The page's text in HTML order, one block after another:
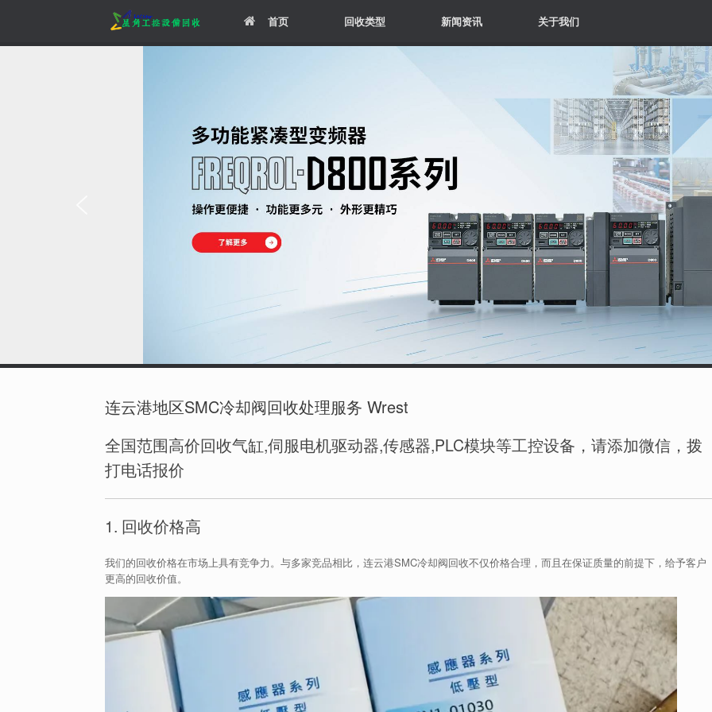
首页 回收类型 新闻资讯 关于我们
连云港地区SMC冷却阀回收处理服务 Wrest
全国范围高价回收气缸,伺服电机驱动器,传感器,PLC模块等工控设备，请添加微信，拨
打电话报价
1. 回收价格高
我们的回收价格在市场上具有竞争力。与多家竞品相比，连云港SMC冷却阀回收不仅价格合理，而且在保证质量的前提下，给予客户
更高的回收价值。